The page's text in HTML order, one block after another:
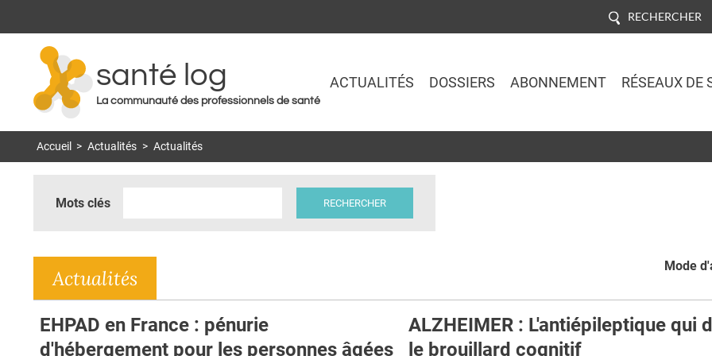
RECHERCHER
santé log
La communauté des professionnels de santé
ACTUALITÉS DOSSIERS ABONNEMENT RÉSEAUX DE
Accueil > Actualités > Actualités
Mots clés
Mode
Actualités
EHPAD en France : pénurie
d'hébergement pour les personnes âgées
ALZHEIMER : L'antiépileptique qui
le brouillard cognitif